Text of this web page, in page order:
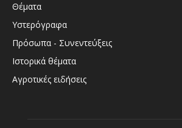
Θέματα
Υστερόγραφα
Πρόσωπα - Συνεντεύξεις
Ιστορικά θέματα
Αγροτικές ειδήσεις